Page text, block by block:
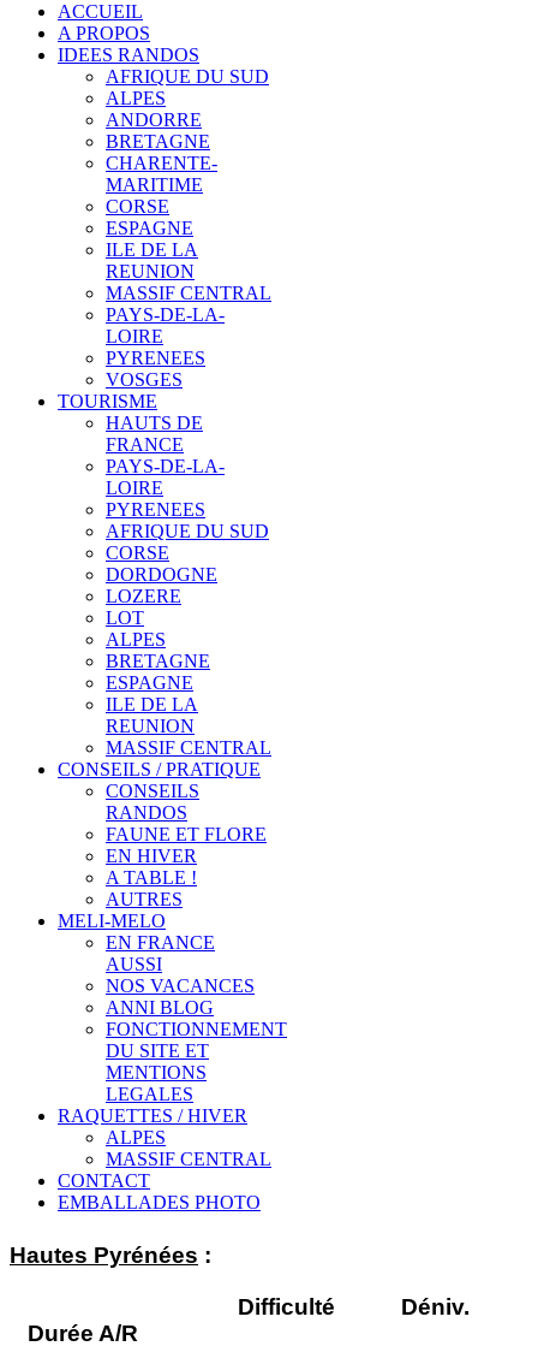
ACCUEIL
A PROPOS
IDEES RANDOS
AFRIQUE DU SUD
ALPES
ANDORRE
BRETAGNE
CHARENTE-
MARITIME
CORSE
ESPAGNE
ILE DE LA
REUNION
MASSIF CENTRAL
PAYS-DE-LA-
LOIRE
PYRENEES
VOSGES
TOURISME
HAUTS DE
FRANCE
PAYS-DE-LA-
LOIRE
PYRENEES
AFRIQUE DU SUD
CORSE
DORDOGNE
LOZERE
LOT
ALPES
BRETAGNE
ESPAGNE
ILE DE LA
REUNION
MASSIF CENTRAL
CONSEILS / PRATIQUE
CONSEILS
RANDOS
FAUNE ET FLORE
EN HIVER
A TABLE !
AUTRES
MELI-MELO
EN FRANCE
AUSSI
NOS VACANCES
ANNI BLOG
FONCTIONNEMENT
DU SITE ET
MENTIONS
LEGALES
RAQUETTES / HIVER
ALPES
MASSIF CENTRAL
CONTACT
EMBALLADES PHOTO
Hautes Pyrénées :
Difficulté Déniv.
Durée A/R